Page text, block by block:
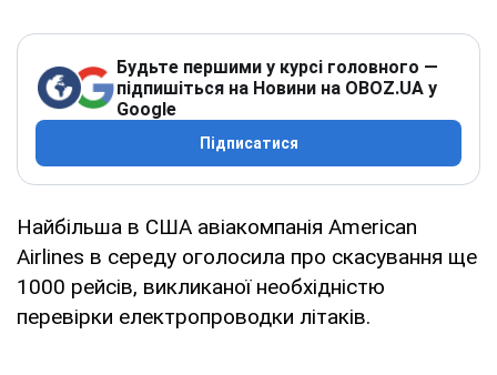
Будьте першими у курсі головного —
підпишіться на Новини на OBOZ.UA у
Google
Підписатися
Найбільша в США авіакомпанія American
Airlines в середу оголосила про скасування ще
1000 рейсів, викликаної необхідністю
перевірки електропроводки літаків.